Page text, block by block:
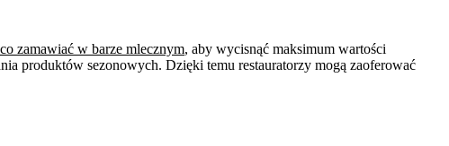
co zamawiać w barze mlecznym, aby wycisnąć maksimum wartości
produktów sezonowych. Dzięki temu restauratorzy mogą zaoferować